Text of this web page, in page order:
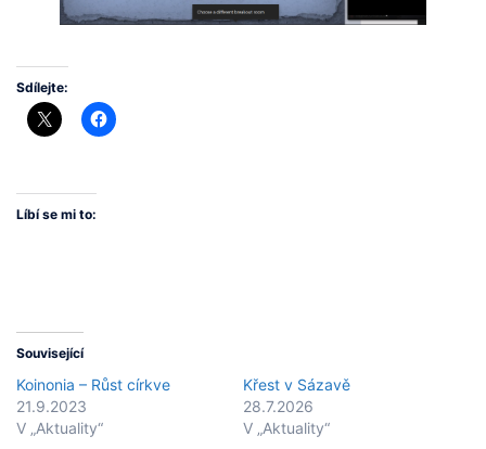
Sdílejte:
Líbí se mi to:
Související
Koinonia – Růst církve
21.9.2023
V „Aktuality“
Křest v Sázavě
28.7.2026
V „Aktuality“